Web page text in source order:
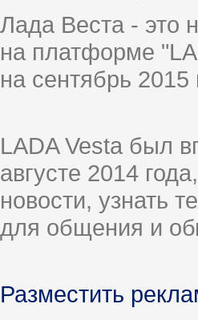
Лада Веста - это
на платформе
на сентябрь
LADA Vesta был
августе 2014
новости, узнать
для общения и
Разместить